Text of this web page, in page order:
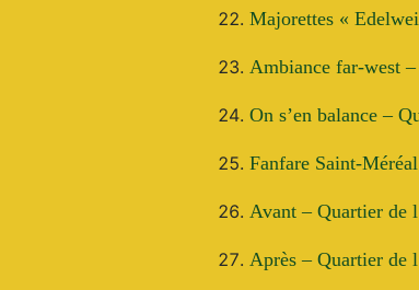
Majorettes «
Ambiance far-west
On s’en balance –
Fanfare Saint-
Avant – Quartier de
Après – Quartier de